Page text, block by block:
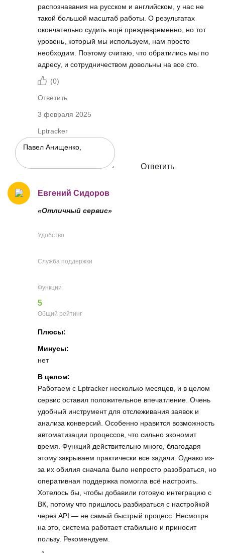
распознавания на русском и английском, у нас не
такой большой масштаб работы. О результатах
окончательно судить ещё преждевременно, но тот
уровень, который мы используем, нам просто
необходим. Поэтому считаю, что обратились мы по
адресу, и сотрудничеством довольны на все сто.
(0)
Ответить
3 февраля 2025
Lptracker
Ответить
Евгений Сидоров
«Отличный сервис»
Удобство
Служба поддержки
Функции
5
Общий рейтинг
Плюсы:
Минусы:
нет
В целом:
Работаем с Lptracker несколько месяцев, и в целом
сервис оставил положительное впечатление. Очень
удобный инструмент для отслеживания заявок и
анализа конверсий. Особенно нравится возможность
автоматизации процессов, что сильно экономит
время. Функций действительно много, благодаря
этому закрываем практически все задачи. Однако из-
за их обилия сначала было непросто разобраться, но
оперативная поддержка помогла всё настроить.
Хотелось бы, чтобы добавили готовую интеграцию с
ВК, потому что пришлось разбираться с настройкой
через API — не самый быстрый процесс. Несмотря
на это, система работает стабильно и приносит
пользу. Рекомендуем.